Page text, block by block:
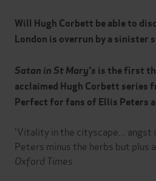
Will Hugh Corbett be able to
London is overrun by a sinister
Satan in St Mary's is the first
acclaimed Hugh Corbett series
Perfect for fans of Ellis Peters
'Vitality in the cityscape... angst
Peters minus the herbs but plus
Oxford Times